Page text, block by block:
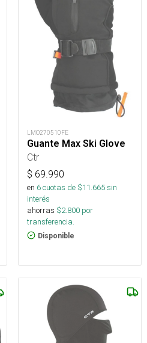
LMO270510FE
Guante Max Ski Glove
Ctr
$ 69.990
en 6cuotas de $11.665sin
interés
ahorras $2.800 por
transferencia.
Disponible